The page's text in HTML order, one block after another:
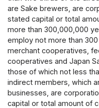
are Sake brewers, are
stated capital or total
more than 300,000,000
employ not more than
merchant cooperatives,
cooperatives and Japan
those of which not less
indirect members, which
businesses, are
capital or total amount of